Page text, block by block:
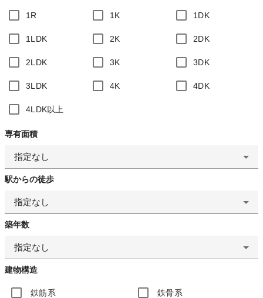
1R 1K 1DK
1LDK 2K 2DK
2LDK 3K 3DK
3LDK 4K 4DK
4LDK以上
専有面積
指定なし
駅からの徒歩
指定なし
築年数
指定なし
建物構造
鉄筋系 鉄骨系